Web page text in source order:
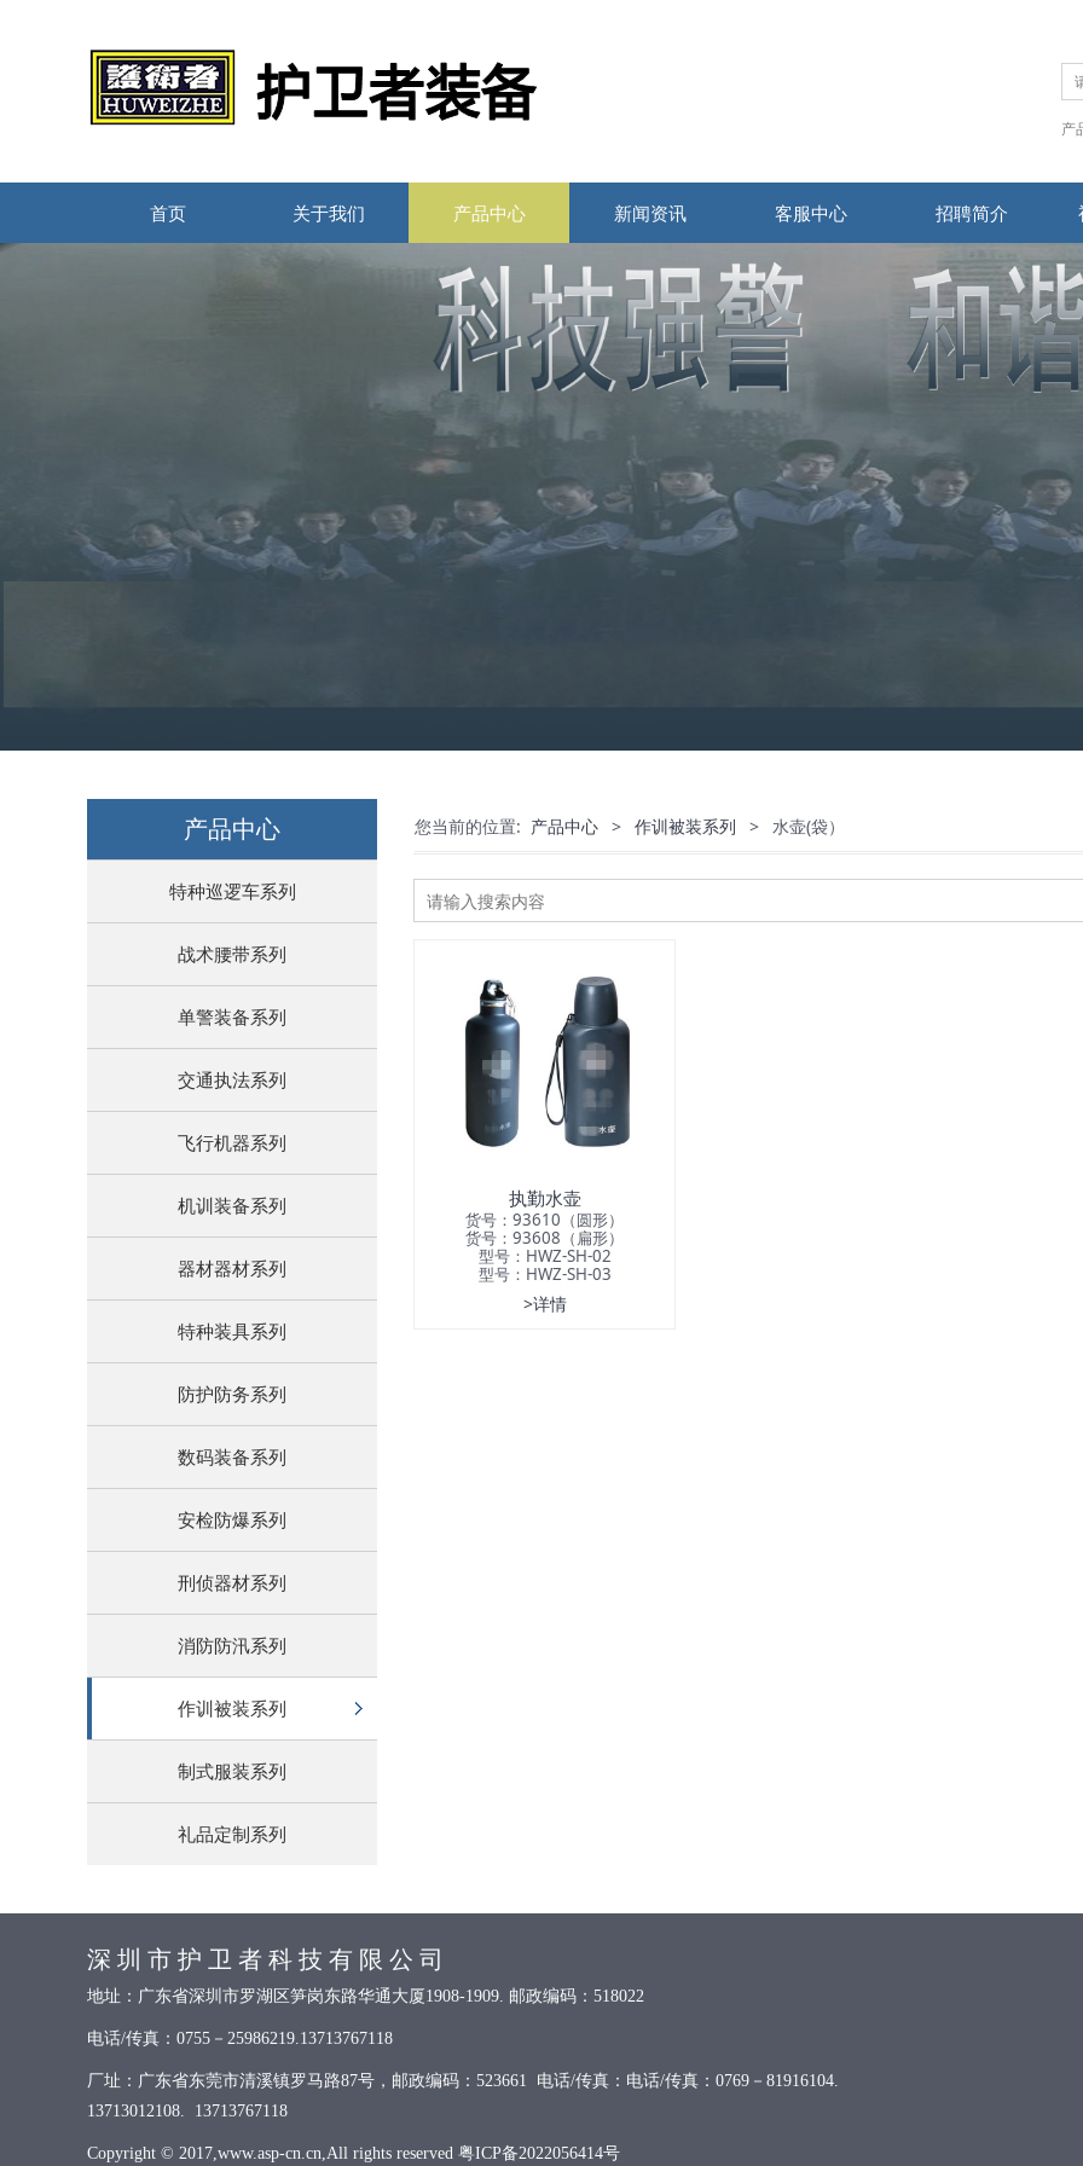
产
首页 关于我们 产品中心 新闻资讯 客服中心 招聘简介
产品中心
特种巡逻车系列
战术腰带系列
单警装备系列
交通执法系列
飞行机器系列
机训装备系列
器材器材系列
特种装具系列
防护防务系列
数码装备系列
安检防爆系列
刑侦器材系列
消防防汛系列
作训被装系列
制式服装系列
礼品定制系列
您当前的位置: 产品中心 > 作训被装系列 > 水壶(袋）
执勤水壶
货号：93610（圆形）
货号：93608（扁形）
型号：HWZ-SH-02
型号：HWZ-SH-03
>详情
深 圳 市 护 卫 者 科 技 有 限 公 司
地址：广东省深圳市罗湖区笋岗东路华通大厦1908-1909. 邮政编码：518022
电话/传真：0755－25986219.13713767118
厂址：广东省东莞市清溪镇罗马路87号，邮政编码：523661 电话/传真：电话/传真：0769－81916104.
13713012108. 13713767118
Copyright © 2017,www.asp-cn.cn,All rights reserved 粤ICP备2022056414号